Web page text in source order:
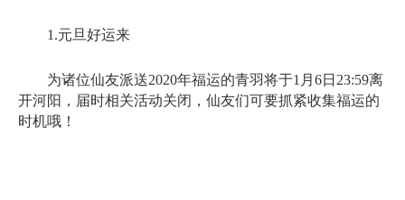
1.元旦好运来
为诸位仙友派送2020年福运的青羽将于1月6日23:59离
开河阳，届时相关活动关闭，仙友们可要抓紧收集福运的
时机哦！